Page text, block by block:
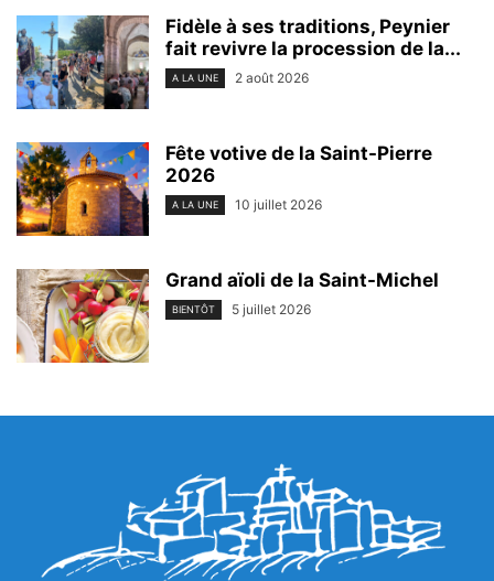
Fidèle à ses traditions, Peynier
fait revivre la procession de la...
A LA UNE 2 août 2026
Fête votive de la Saint-Pierre
2026
A LA UNE 10 juillet 2026
Grand aïoli de la Saint-Michel
BIENTÔT 5 juillet 2026